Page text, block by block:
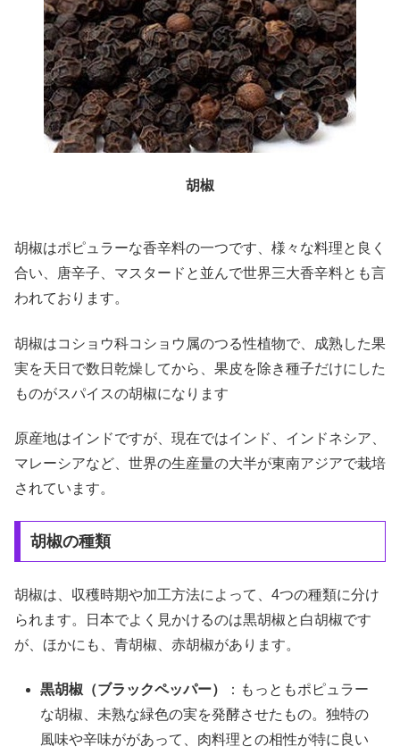
胡椒
胡椒はポピュラーな香辛料の一つです、様々な料理と良く
合い、唐辛子、マスタードと並んで世界三大香辛料とも言
われております。
胡椒はコショウ科コショウ属のつる性植物で、成熟した果
実を天日で数日乾燥してから、果皮を除き種子だけにした
ものがスパイスの胡椒になります
原産地はインドですが、現在ではインド、インドネシア、
マレーシアなど、世界の生産量の大半が東南アジアで栽培
されています。
胡椒の種類
胡椒は、収穫時期や加工方法によって、4つの種類に分け
られます。日本でよく見かけるのは黒胡椒と白胡椒です
が、ほかにも、青胡椒、赤胡椒があります。
黒胡椒（ブラックペッパー）
：もっともポピュラー
な胡椒、未熟な緑色の実を発酵させたもの。独特の
風味や辛味ががあって、肉料理との相性が特に良い